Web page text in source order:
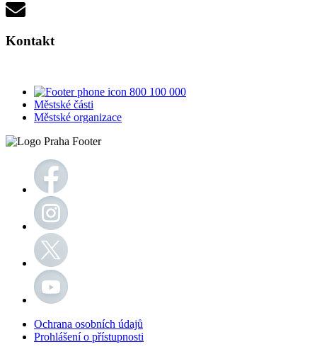
Kontakt
800 100 000
Městské části
Městské organizace
Ochrana osobních údajů
Prohlášení o přístupnosti